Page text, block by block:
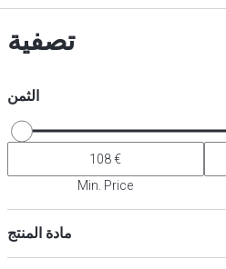
تصفية
الثمن
Min. Price
مادة المنتج